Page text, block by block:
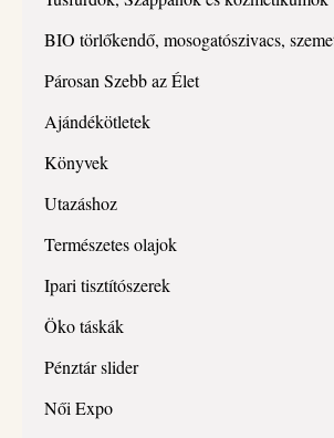
BIO törlőkendő, mosogatószivacs,
Párosan Szebb az Élet
Ajándékötletek
Könyvek
Utazáshoz
Természetes olajok
Ipari tisztítószerek
Öko táskák
Pénztár slider
Női Expo